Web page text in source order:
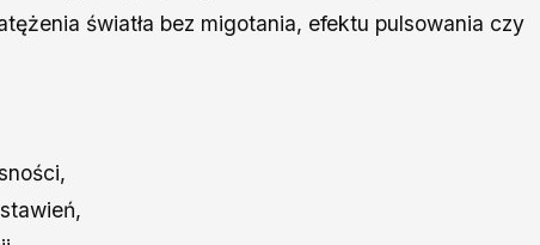
światła bez migotania, efektu pulsowania czy